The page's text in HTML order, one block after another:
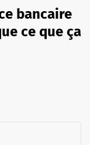
bancaire
ce que ça